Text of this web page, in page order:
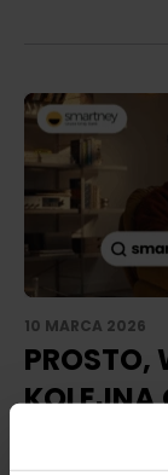
10 MARCA 2026
PROSTO,
KOLEJNA